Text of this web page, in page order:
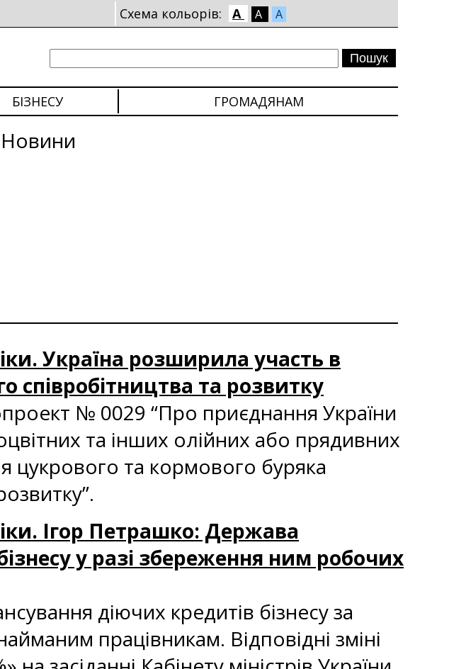
Схема кольорів: A A A
БІЗНЕСУ ГРОМАДЯНАМ
Новини
Україна розширила участь в
співробітництва та розвитку
№ 0029 “Про приєднання України
та інших олійних або прядивних
цукрового та кормового буряка
Ігор Петрашко: Держава
у разі збереження ним робочих
діючих кредитів бізнесу за
працівникам. Відповідні зміні